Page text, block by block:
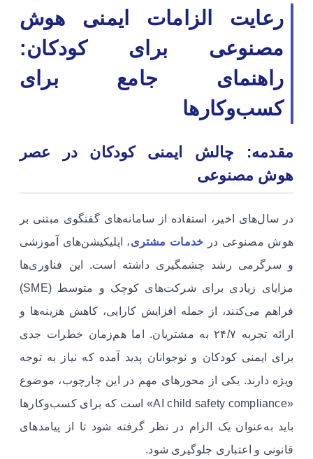
رعایت الزامات ایمنی هوش
مصنوعی برای کودکان:
راهنمای جامع برای
کسب‌وکارها
مقدمه: چالش ایمنی کودکان در عصر
هوش مصنوعی
در سال‌های اخیر، استفاده از سامانه‌های گفتگوی مبتنی بر
هوش مصنوعی در خدمات مشتری، اپلیکیشن‌های آموزشی
و سرگرمی رشد چشمگیری داشته است. این فناوری‌ها
مزایای زیادی برای شرکت‌های کوچک و متوسط (SME)
فراهم می‌کنند، از جمله افزایش کارایی، کاهش هزینه‌ها و
ارائه تجربه ۲۴/۷ به مشتریان. اما هم‌زمان خطرات جدی
برای ایمنی کودکان و نوجوانان پدید آمده که نیاز به توجه
ویژه دارند. یکی از محورهای مهم در این چارچوب، موضوع
«AI child safety compliance» است که برای کسب‌وکارها
باید به‌عنوان یک الزام در نظر گرفته شود تا از پیامدهای
قانونی و اعتباری جلوگیری شود.